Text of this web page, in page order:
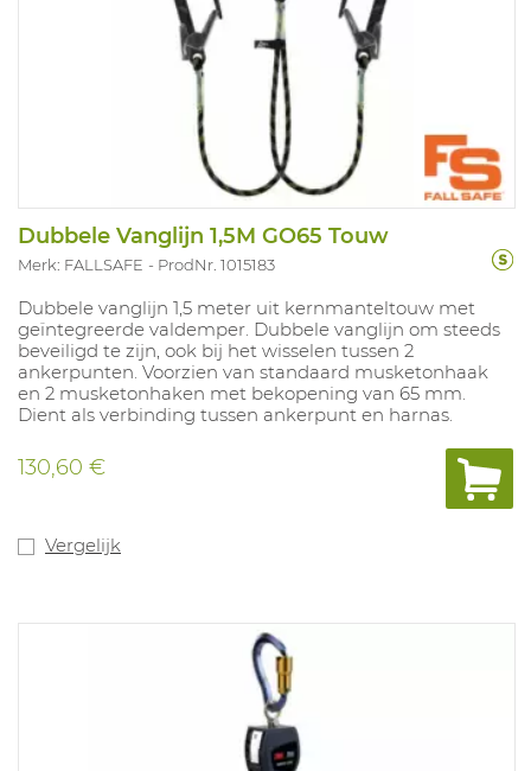
Dubbele Vanglijn 1,5M GO65 Touw
Merk: FALLSAFE ProdNr. 1015183
Dubbele vanglijn 1,5 meter uit kernmanteltouw met
geïntegreerde valdemper. Dubbele vanglijn om steeds
beveiligd te zijn, ook bij het wisselen tussen 2
ankerpunten. Voorzien van standaard musketonhaak
en 2 musketonhaken met bekopening van 65 mm.
Dient als verbinding tussen ankerpunt en harnas.
130,60 €
Vergelijk